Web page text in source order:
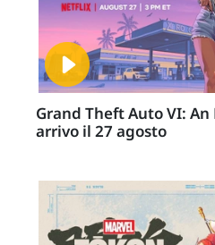
Grand Theft Auto VI:
arrivo il 27 agosto